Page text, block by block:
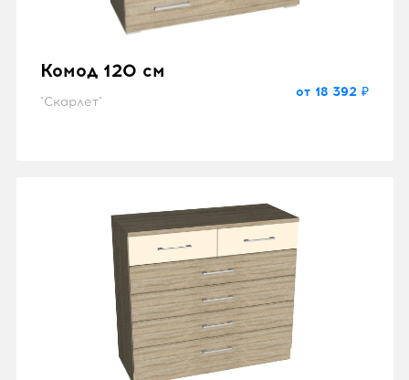
Комод 120 см
"Скарлет"
от 18 392 ₽